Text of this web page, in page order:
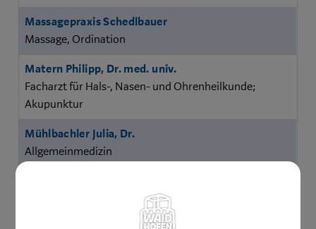
Massagepraxis Schedlbauer
Massage, Ordination
Matern Philipp, Dr. med. univ.
Facharzt für Hals-, Nasen- und Ohrenheilkunde;
Akupunktur
Mühlbachler Julia, Dr.
Allgemeinmedizin
Facharzt für Zahn-, Mund- und Kieferheilkunde,
Implantate, zahntechnisches Labor